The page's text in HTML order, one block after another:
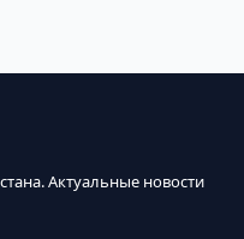
Актуальные новости